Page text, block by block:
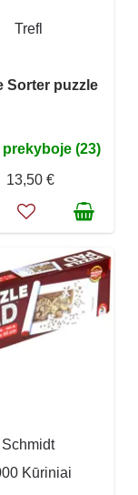
Trefl
Sorter puzzle
(23)
13,50 €
Schmidt
Kūriniai